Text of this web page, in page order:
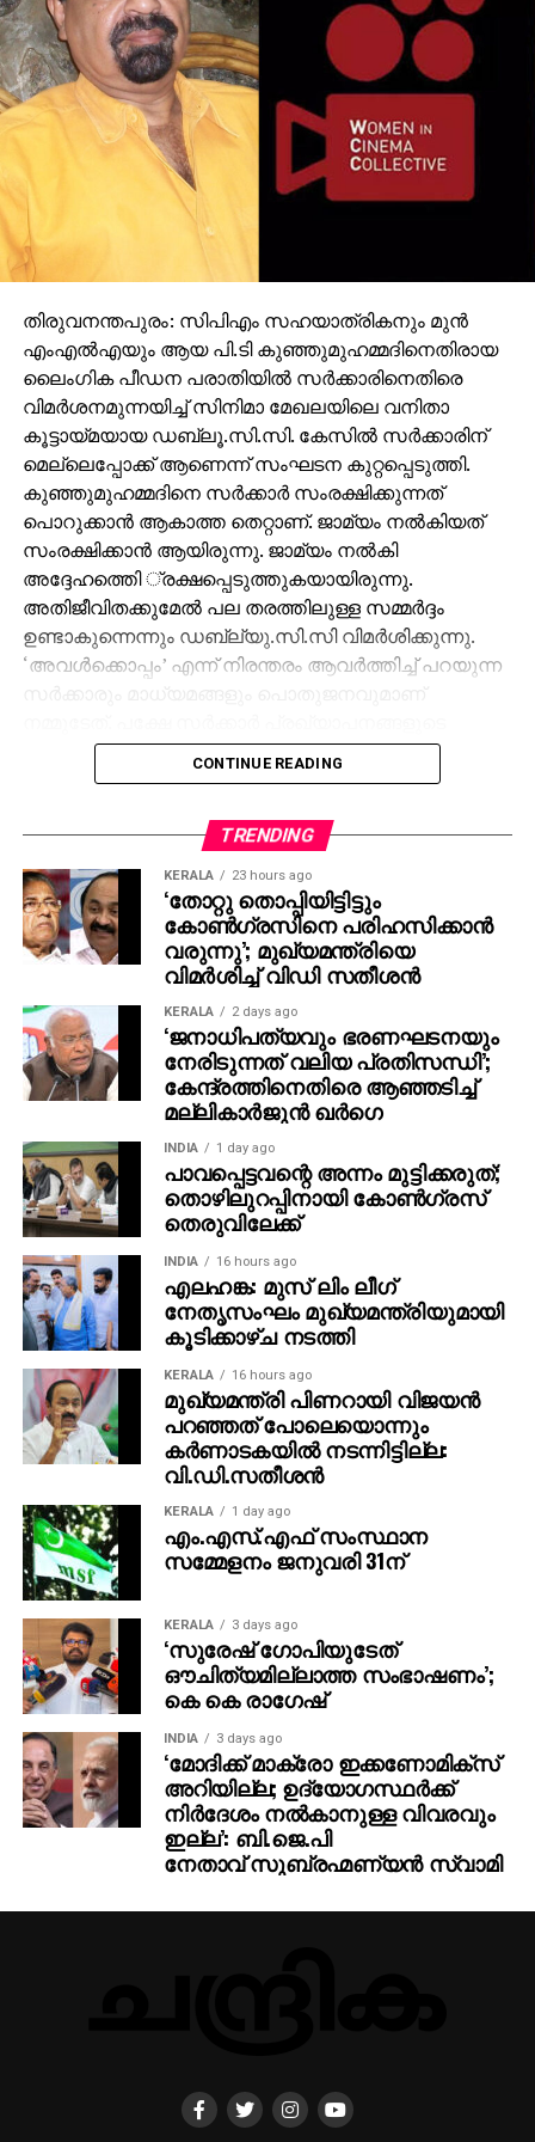
തിരുവനന്തപുരം: സിപിഎം സഹയാത്രികനും മുന്‍
എംഎല്‍എയും ആയ പി.ടി കുഞ്ഞുമുഹമ്മദിനെതിരായ
ലൈംഗിക പീഡന പരാതിയില്‍ സര്‍ക്കാരിനെതിരെ
വിമര്‍ശനമുന്നയിച്ച് സിനിമാ മേഖലയിലെ വനിതാ
കൂട്ടായ്മയായ ഡബ്ലൂ.സി.സി. കേസില്‍ സര്‍ക്കാരിന്
മെല്ലെപ്പോക്ക് ആണെന്ന് സംഘടന കുറ്റപ്പെടുത്തി.
കുഞ്ഞുമുഹമ്മദിനെ സര്‍ക്കാര്‍ സംരക്ഷിക്കുന്നത്
പൊറുക്കാന്‍ ആകാത്ത തെറ്റാണ്. ജാമ്യം നല്‍കിയത്
സംരക്ഷിക്കാന്‍ ആയിരുന്നു. ജാമ്യം നല്‍കി
അദ്ദേഹത്തിെ ്‌രക്ഷപ്പെടുത്തുകയായിരുന്നു.
അതിജീവിതക്കുമേല്‍ പല തരത്തിലുള്ള സമ്മര്‍ദ്ദം
ഉണ്ടാകുന്നെന്നും ഡബ്ല്യു.സി.സി വിമര്‍ശിക്കുന്നു.
‘അവള്‍ക്കൊപ്പം’ എന്ന് നിരന്തരം ആവര്‍ത്തിച്ച് പറയുന്ന
പ്രയോഗ തലത്തിലെ മെല്ലെപ്പോക്ക്
പൊറുക്കാനാവാത്തതാണ്. കുഞ്ഞുമുഹമ്മദിന് ജാമ്യം
പ്രതിഷേധിച്ചാണ് ഡബ്ല്യു.സി.സിയുടെ കുറിപ്പ്.
CONTINUE READING
TRENDING
KERALA 23 hours ago
‘തോറ്റു തൊപ്പിയിട്ടിട്ടും
കോണ്‍ഗ്രസിനെ പരിഹസിക്കാന്‍
വരുന്നു’; മുഖ്യമന്ത്രിയെ
വിമര്‍ശിച്ച് വിഡി സതീശന്‍
KERALA 2 days ago
‘ജനാധിപത്യവും ഭരണഘടനയും
നേരിടുന്നത് വലിയ പ്രതിസന്ധി’;
കേന്ദ്രത്തിനെതിരെ ആഞ്ഞടിച്ച്
മല്ലികാര്‍ജുന്‍ ഖര്‍ഗെ
INDIA 1 day ago
പാവപ്പെട്ടവന്റെ അന്നം മുട്ടിക്കരുത്;
തൊഴിലുറപ്പിനായി കോണ്‍ഗ്രസ്
തെരുവിലേക്ക്
INDIA 16 hours ago
എലഹങ്ക: മുസ് ലിം ലീഗ്
നേതൃസംഘം മുഖ്യമന്ത്രിയുമായി
കൂടിക്കാഴ്ച നടത്തി
KERALA 16 hours ago
മുഖ്യമന്ത്രി പിണറായി വിജയൻ
പറഞ്ഞത് പോലെയൊന്നും
കർണാടകയിൽ നടന്നിട്ടില്ല:
വി.ഡി.സതീശൻ
KERALA 1 day ago
എം.എസ്.എഫ് സംസ്ഥാന
സമ്മേളനം ജനുവരി 31ന്
KERALA 3 days ago
‘സുരേഷ് ഗോപിയുടേത്
ഔചിത്യമില്ലാത്ത സംഭാഷണം’;
കെ കെ രാഗേഷ്
INDIA 3 days ago
‘മോദിക്ക് മാക്രോ ഇക്കണോമിക്സ്
അറിയില്ല; ഉദ്യോഗസ്ഥർക്ക്
നിർദേശം നൽകാനുള്ള വിവരവും
ഇല്ല’: ബി.ജെ.പി
നേതാവ് സുബ്രഹ്മണ്യൻ സ്വാമി